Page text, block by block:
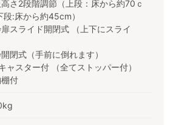
高さ2段階調節（上段：床から約70ｃ
段:床から約45cm）
スライド開閉式 （上下にスライ
閉式（手前に倒れます）
ャスター付 （全てストッパー付）
付